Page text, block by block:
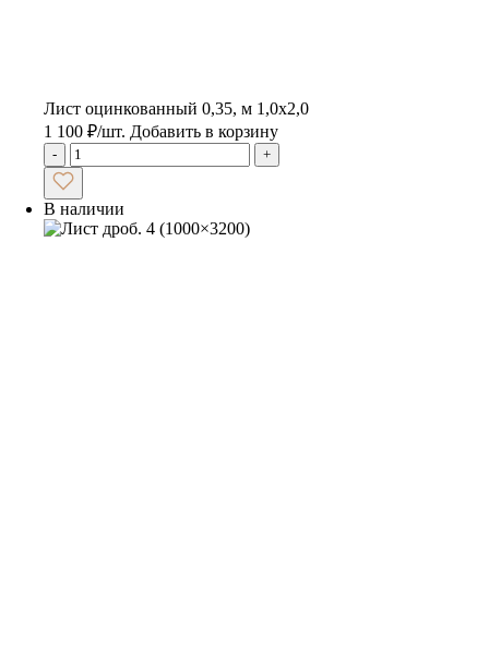
Лист оцинкованный 0,35, м 1,0х2,0
1 100 ₽/шт. Добавить в корзину
- +
В наличии